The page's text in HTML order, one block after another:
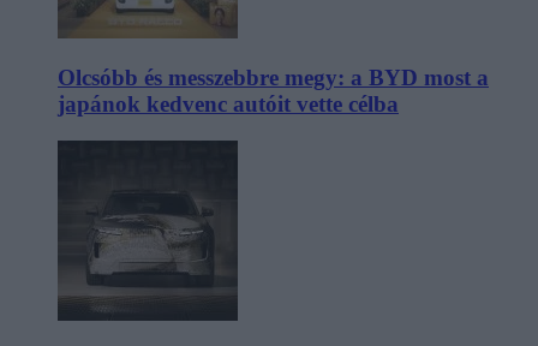
Olcsóbb és messzebbre megy: a BYD most a
japánok kedvenc autóit vette célba